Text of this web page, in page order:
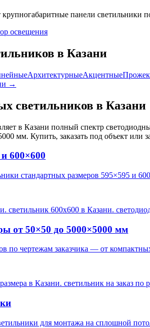
крупногабаритные панели светильники
освещения
в Казани
АрхитектурныеАкцентные
→
светильников в Казани
в Казани полный спектр
мм. Купить, заказать под объект
600×600
стандартных размеров 595×595 и
светильник 600х600 в Казани.
от 50×50 до 5000×5000 мм
по чертежам заказчика — от
в Казани. светильник на заказ
для монтажа на сплошной